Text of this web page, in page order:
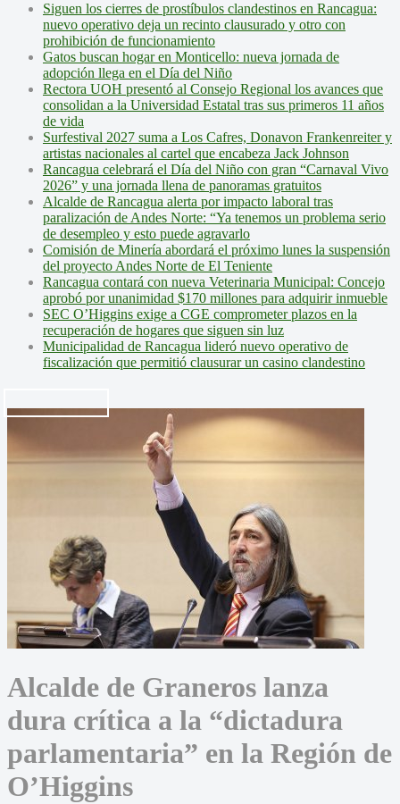
Siguen los cierres de prostíbulos clandestinos en Rancagua:
nuevo operativo deja un recinto clausurado y otro con
prohibición de funcionamiento
Gatos buscan hogar en Monticello: nueva jornada de
adopción llega en el Día del Niño
Rectora UOH presentó al Consejo Regional los avances que
consolidan a la Universidad Estatal tras sus primeros 11 años
de vida
Surfestival 2027 suma a Los Cafres, Donavon Frankenreiter y
artistas nacionales al cartel que encabeza Jack Johnson
Rancagua celebrará el Día del Niño con gran “Carnaval Vivo
2026” y una jornada llena de panoramas gratuitos
Alcalde de Rancagua alerta por impacto laboral tras
paralización de Andes Norte: “Ya tenemos un problema serio
de desempleo y esto puede agravarlo
Comisión de Minería abordará el próximo lunes la suspensión
del proyecto Andes Norte de El Teniente
Rancagua contará con nueva Veterinaria Municipal: Concejo
aprobó por unanimidad $170 millones para adquirir inmueble
SEC O’Higgins exige a CGE comprometer plazos en la
recuperación de hogares que siguen sin luz
Municipalidad de Rancagua lideró nuevo operativo de
fiscalización que permitió clausurar un casino clandestino
Alcalde de Graneros lanza
dura crítica a la “dictadura
parlamentaria” en la Región de
O’Higgins